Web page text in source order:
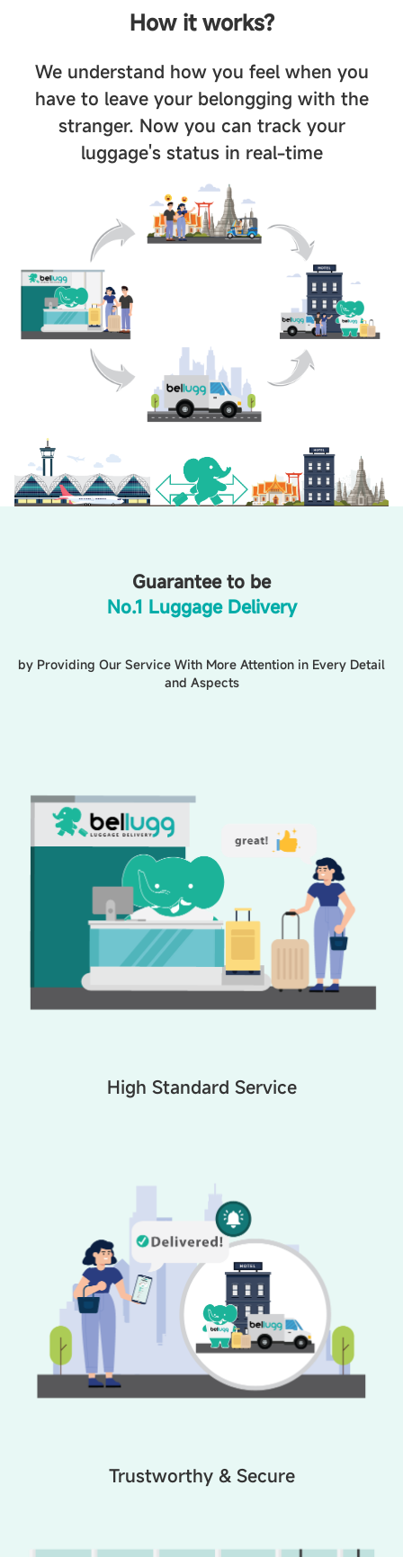
How it works?
We understand how you feel when you
have to leave your belongging with the
stranger. Now you can track your
luggage's status in real-time
Guarantee to be
No.1 Luggage Delivery
by Providing Our Service With More Attention in Every Detail
and Aspects
High Standard Service
Trustworthy & Secure